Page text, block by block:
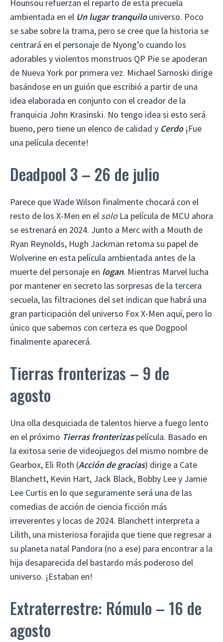
Hounsou refuerzan el reparto de esta precuela
ambientada en el Un lugar tranquilouniverso. Poco
se sabe sobre la trama, pero se cree que la historia se
centrará en el personaje de Nyong’o cuando los
adorables y violentos monstruos QP Pie se apoderan
de Nueva York por primera vez. Michael Sarnoski dirige
basándose en un guión que escribió a partir de una
idea elaborada en conjunto con el creador de la
franquicia John Krasinski. No tengo idea si esto será
bueno, pero tiene un elenco de calidad y Cerdo¡Fue
una película decente!
Deadpool 3 – 26 de julio
Parece que Wade Wilson finalmente chocará con el
resto de los X-Men en el soloLa película de MCU ahora
se estrenará en 2024. Junto a Merc with a Mouth de
Ryan Reynolds, Hugh Jackman retoma su papel de
Wolverine en esta película ambientada antes de la
muerte del personaje en logan. Mientras Marvel lucha
por mantener en secreto las sorpresas de la tercera
secuela, las filtraciones del set indican que habrá una
gran participación del universo Fox X-Men aquí, pero lo
único que sabemos con certeza es que Dogpool
finalmente aparecerá.
Tierras fronterizas – 9 de
agosto
Una olla desquiciada de talentos hierve a fuego lento
en el próximo Tierras fronterizaspelícula. Basado en
la exitosa serie de videojuegos del mismo nombre de
Gearbox, Eli Roth (Acción de gracias) dirige a Cate
Blanchett, Kevin Hart, Jack Black, Bobby Lee y Jamie
Lee Curtis en lo que seguramente será una de las
comedias de acción de ciencia ficción más
irreverentes y locas de 2024. Blanchett interpreta a
Lilith, una misteriosa forajida que tiene que regresar a
su planeta natal Pandora (no a ese) para encontrar a la
hija desaparecida del bastardo más poderoso del
universo. ¡Estaban en!
Extraterrestre: Rómulo – 16 de
agosto